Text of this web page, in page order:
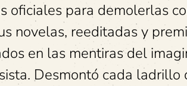
oficiales para demolerlas
novelas, reeditadas y
en las mentiras del
Desmontó cada ladrillo